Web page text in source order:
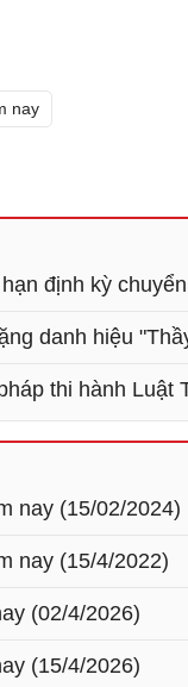
nay
định kỳ
danh hiệu
thi hành
nay (15/02/2024)
nay (15/4/2022)
(02/4/2026)
(15/4/2026)